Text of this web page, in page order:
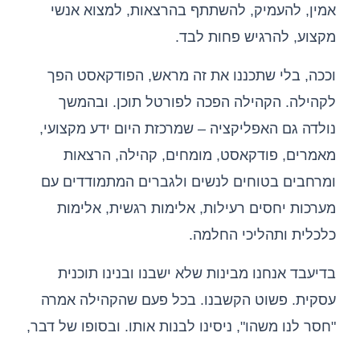
אמין, להעמיק, להשתתף בהרצאות, למצוא אנשי
מקצוע, להרגיש פחות לבד.
וככה, בלי שתכננו את זה מראש, הפודקאסט הפך
לקהילה. הקהילה הפכה לפורטל תוכן. ובהמשך
נולדה גם האפליקציה – שמרכזת היום ידע מקצועי,
מאמרים, פודקאסט, מומחים, קהילה, הרצאות
ומרחבים בטוחים לנשים ולגברים המתמודדים עם
מערכות יחסים רעילות, אלימות רגשית, אלימות
כלכלית ותהליכי החלמה.
בדיעבד אנחנו מבינות שלא ישבנו ובנינו תוכנית
עסקית. פשוט הקשבנו. בכל פעם שהקהילה אמרה
"חסר לנו משהו", ניסינו לבנות אותו. ובסופו של דבר,